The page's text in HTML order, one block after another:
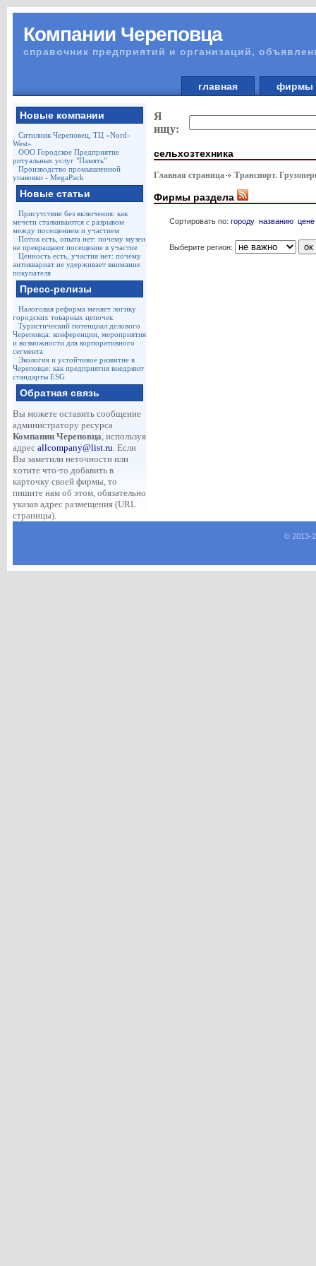
Компании Череповца
справочник предприятий и организаций,
главная
Новые компании
Ситилинк Череповец, ТЦ «Nord-
West»
ООО Городское Предприятие
ритуальных услуг "Память"
Производство промышленной
упаковки - MegaPack
Новые статьи
Присутствие без включения: как
мечети сталкиваются с разрывом
между посещением и участием
Поток есть, опыта нет: почему музеи
не превращают посещение в участие
Ценность есть, участия нет: почему
антиквариат не удерживает внимание
покупателя
Пресс-релизы
Налоговая реформа меняет логику
городских товарных цепочек
Туристический потенциал делового
Череповца: конференции, мероприятия
и возможности для корпоративного
сегмента
Экология и устойчивое развитие в
Череповце: как предприятия внедряют
стандарты ESG
Обратная связь
Вы можете оставить сообщение
администратору ресурса
Компании Череповца, используя
адрес allcompany@list.ru. Если
Вы заметили неточности или
хотите что-то добавить в
карточку своей фирмы, то
пишите нам об этом, обязательно
указав адрес размещения (URL
страницы).
Я
ищу:
сельхозтехника
Главная страница Транспорт.
Фирмы раздела
Сортировать по: городу названию цене
Выберите регион:
© 2013-